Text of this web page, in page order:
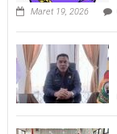
Maret 19, 2026